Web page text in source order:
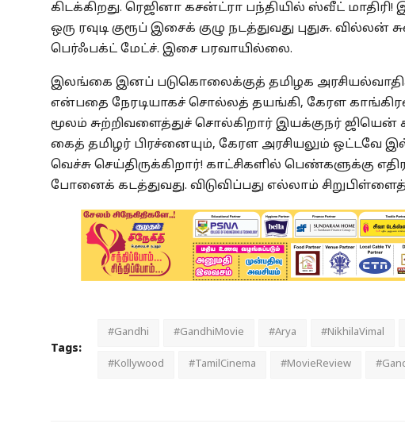
கிடக்கிறது. ரெஜினா கசன்ட்ரா பந்தியில் ஸ்வீட்
ஒரு ரவுடி குரூப் இசைக் குழு நடத்துவது புதுசு. வில்லன்
பெர்ஃபக்ட் மேட்ச். இசை பரவாயில்லை.
இலங்கை இனப் படுகொலைக்குத் தமிழக
என்பதை நேரடியாகச் சொல்லத் தயங்கி, கேரள
மூலம் சுற்றிவளைத்துச் சொல்கிறார் இயக்குநர்
கைத் தமிழர் பிரச்னையும், கேரள அரசியலும் ஒட்டவே
வெச்சு செய்திருக்கிறார்! காட்சிகளில்
போனைக் கடத்துவது. விடுவிப்பது எல்லாம்
Tags:
#Gandhi #GandhiMovie #Arya #NikhilaVimal
#Kollywood #TamilCinema #MovieReview